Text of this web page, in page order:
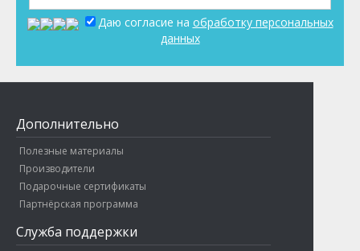
Даю согласие на обработку персональных
данных
Дополнительно
Полезные материалы
Производители
Подарочные сертификаты
Партнёрская программа
Служба поддержки